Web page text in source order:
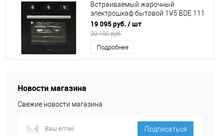
Встраиваемый жарочный
электрошкаф бытовой 1V5 BDE 111
705 B DARINA (К15)
19 095 руб. / шт
20 100 руб.
Подробнее
Новости магазина
Свежие новости магазина
Подписаться